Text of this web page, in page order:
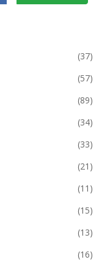
(37)
(57)
(89)
(34)
(33)
(21)
(11)
(15)
(13)
(16)